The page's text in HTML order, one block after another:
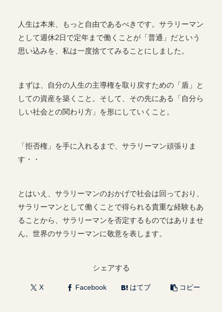
人生は本来、もっと自由であるべきです。サラリーマン
として週休2日で定年まで働くことが「普通」だという
思い込みを、私は一度捨ててみることにしました。
まずは、自分の人生の主導権を取り戻すための「盾」と
しての資産を築くこと。そして、その先にある「自分ら
しい社会との関わり方」を形にしていくこと。
「拒否権」を手に入れるまで、サラリーマン頑張りま
す・・
とはいえ、サラリーマンのおかげで社会は回っており、
サラリーマンとして働くことで得られる貴重な経験もあ
ることから、サラリーマンを否定するものではありませ
ん。世界のサラリーマンに敬意を表します。
シェアする
X Facebook はてブ コピー